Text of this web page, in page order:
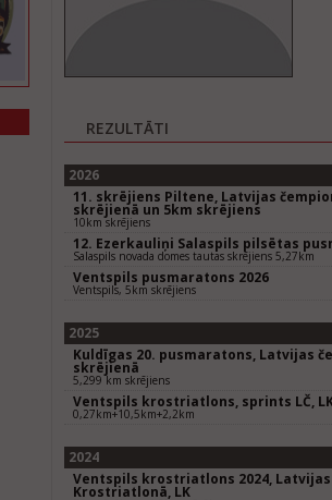
REZULTĀTI
2026
11. skrējiens Piltene, Latvijas
skrējienā un 5km skrējiens
10km skrējiens
12. Ezerkauliņi Salaspils pilsētas
Salaspils novada domes tautas skrējiens 5,27km
Ventspils pusmaratons 2026
Ventspils, 5km skrējiens
2025
Kuldīgas 20. pusmaratons, Latvijas
skrējienā
5,299 km skrējiens
Ventspils krostriatlons, sprints LČ,
0,27km+10,5km+2,2km
2024
Ventspils krostriatlons 2024,
Krostriatlonā, LK